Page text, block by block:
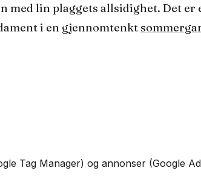
med lin plaggets allsidighet. Det
i en gjennomtenkt
Tag Manager) og annonser (Google